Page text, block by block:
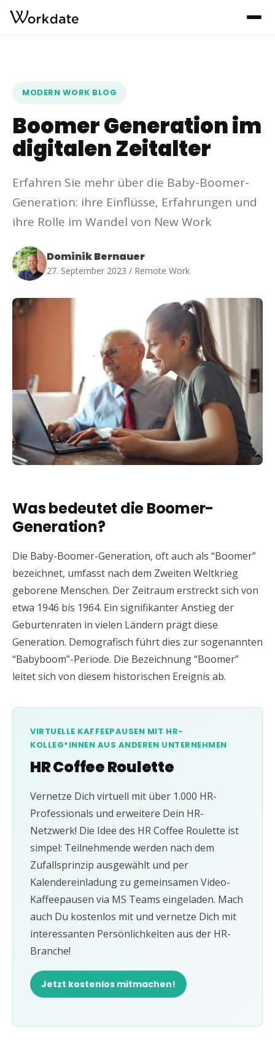
Workdate
MODERN WORK BLOG
Boomer Generation im
digitalen Zeitalter
Erfahren Sie mehr über die Baby-Boomer-
Generation: ihre Einflüsse, Erfahrungen und
ihre Rolle im Wandel von New Work
Dominik Bernauer
27. September 2023 / Remote Work
Was bedeutet die Boomer-
Generation?
Die Baby-Boomer-Generation, oft auch als “Boomer”
bezeichnet, umfasst nach dem Zweiten Weltkrieg
geborene Menschen. Der Zeitraum erstreckt sich von
etwa 1946 bis 1964. Ein signifikanter Anstieg der
Geburtenraten in vielen Ländern prägt diese
Generation. Demografisch führt dies zur sogenannten
“Babyboom”-Periode. Die Bezeichnung “Boomer”
leitet sich von diesem historischen Ereignis ab.
VIRTUELLE KAFFEEPAUSEN MIT HR-
KOLLEG*INNEN AUS ANDEREN UNTERNEHMEN
HR Coffee Roulette
Vernetze Dich virtuell mit über 1.000 HR-
Professionals und erweitere Dein HR-
Netzwerk! Die Idee des HR Coffee Roulette ist
simpel: Teilnehmende werden nach dem
Zufallsprinzip ausgewählt und per
Kalendereinladung zu gemeinsamen Video-
Kaffeepausen via MS Teams eingeladen. Mach
auch Du kostenlos mit und vernetze Dich mit
interessanten Persönlichkeiten aus der HR-
Branche!
Jetzt kostenlos mitmachen!